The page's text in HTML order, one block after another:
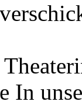
In